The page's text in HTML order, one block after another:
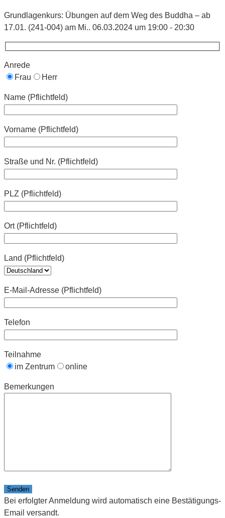
Grundlagenkurs: Übungen auf dem Weg des Buddha – ab
17.01. (241-004) am Mi.. 06.03.2024 um 19:00 - 20:30
Anrede
Frau
Herr
Name (Pflichtfeld)
Vorname (Pflichtfeld)
Straße und Nr. (Pflichtfeld)
PLZ (Pflichtfeld)
Ort (Pflichtfeld)
Land (Pflichtfeld)
E-Mail-Adresse (Pflichtfeld)
Telefon
Teilnahme
im Zentrum
online
Bemerkungen
Bitte lasse dieses Feld leer.
Bei erfolgter Anmeldung wird automatisch eine Bestätigungs-
Email versandt.